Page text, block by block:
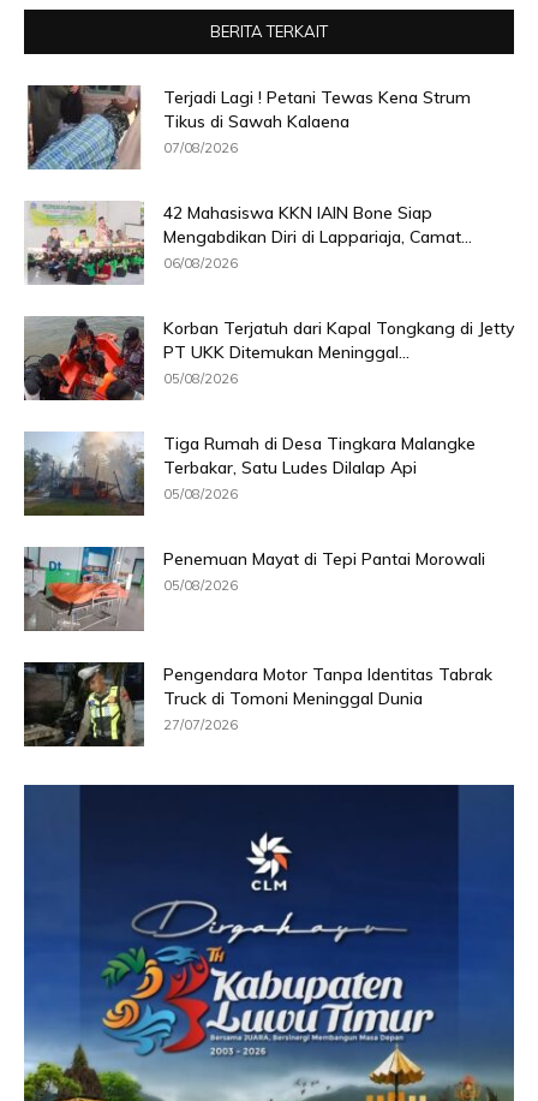
BERITA TERKAIT
Terjadi Lagi ! Petani Tewas Kena Strum
Tikus di Sawah Kalaena
07/08/2026
42 Mahasiswa KKN IAIN Bone Siap
Mengabdikan Diri di Lappariaja, Camat...
06/08/2026
Korban Terjatuh dari Kapal Tongkang di Jetty
PT UKK Ditemukan Meninggal...
05/08/2026
Tiga Rumah di Desa Tingkara Malangke
Terbakar, Satu Ludes Dilalap Api
05/08/2026
Penemuan Mayat di Tepi Pantai Morowali
05/08/2026
Pengendara Motor Tanpa Identitas Tabrak
Truck di Tomoni Meninggal Dunia
27/07/2026